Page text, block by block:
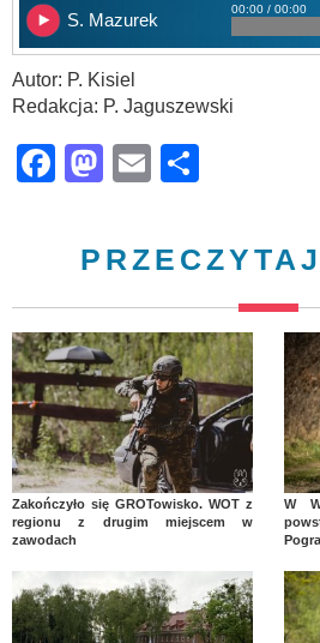
S. Mazurek
00:00 / 00:00
Autor: P. Kisiel
Redakcja: P. Jaguszewski
Facebook
Mastodon
Email
Zakończyło się GROTowisko. WOT z
regionu z drugim miejscem w
zawodach
W